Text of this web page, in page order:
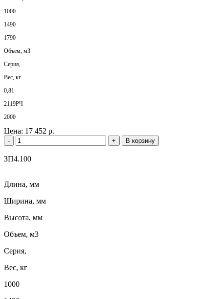
1000
1490
1790
Объем, м3
Серия,
Вес, кг
0,81
2119РЧ
2000
Цена: 17 452 р.
- + В корзину
ЗП4.100
Длина, мм
Ширина, мм
Высота, мм
Объем, м3
Серия,
Вес, кг
1000